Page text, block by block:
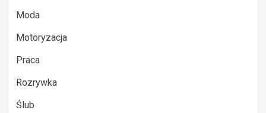
Moda
Motoryzacja
Praca
Rozrywka
Ślub